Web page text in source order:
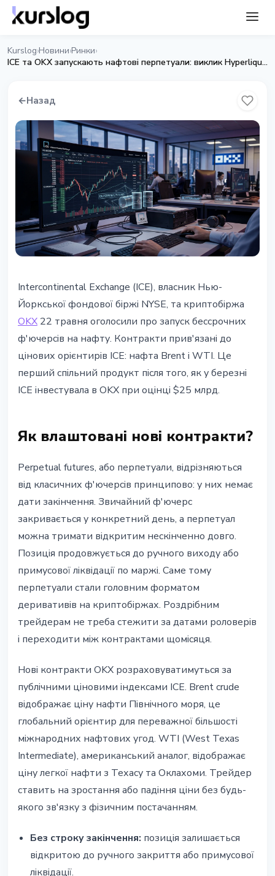
Kurslog›Новини›Ринки›
ICE та OKX запускають нафтові перпетуали: виклик Hyperliquid
←Назад
ICE та OKX запускають нафтові
перпетуали: виклик Hyperliquid
22 травня 2026 р. 3 хв читання
Наталія Дорофєєва
Intercontinental Exchange (ICE), власник Нью-
Йоркської фондової біржі NYSE, та криптобіржа
OKX 22 травня оголосили про запуск бессрочних
ф'ючерсів на нафту. Контракти прив'язані до
цінових орієнтирів ICE: нафта Brent і WTI. Це
перший спільний продукт після того, як у березні
ICE інвестувала в OKX при оцінці $25 млрд.
Як влаштовані нові контракти?
Perpetual futures, або перпетуали, відрізняються
від класичних ф'ючерсів принципово: у них немає
дати закінчення. Звичайний ф'ючерс
закривається у конкретний день, а перпетуал
можна тримати відкритим нескінченно довго.
Позиція продовжується до ручного виходу або
примусової ліквідації по маржі. Саме тому
перпетуали стали головним форматом
деривативів на криптобіржах. Роздрібним
трейдерам не треба стежити за датами роловерів
і переходити між контрактами щомісяця.
Нові контракти OKX розраховуватимуться за
публічними ціновими індексами ICE. Brent crude
відображає ціну нафти Північного моря, це
глобальний орієнтир для переважної більшості
міжнародних нафтових угод. WTI (West Texas
Intermediate), американський аналог, відображає
ціну легкої нафти з Техасу та Оклахоми. Трейдер
ставить на зростання або падіння ціни без будь-
якого зв'язку з фізичним постачанням.
Без строку закінчення: позиція залишається
відкритою до ручного закриття або примусової
ліквідації.